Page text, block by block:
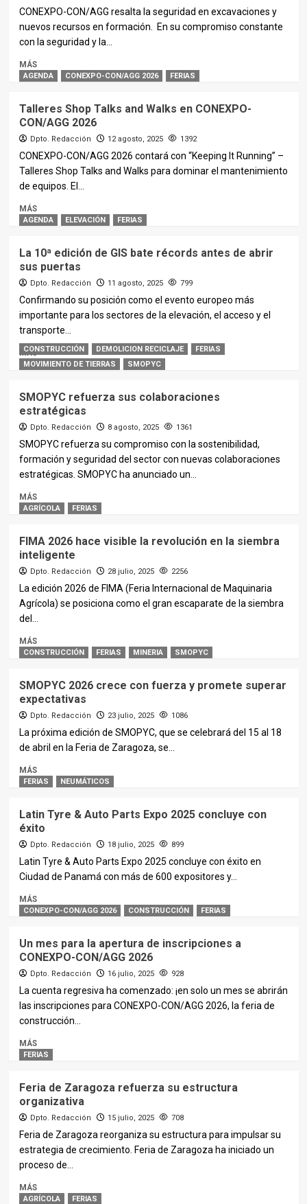
CONEXPO-CON/AGG resalta la seguridad en excavaciones y
nuevos recursos en formación. En su compromiso constante
con la seguridad y la...
MÁS
AGENDA CONEXPO-CON/AGG 2026 FERIAS
Talleres Shop Talks and Walks en CONEXPO-
CON/AGG 2026
Dpto. Redacción 12 agosto, 2025 1392
CONEXPO-CON/AGG 2026 contará con “Keeping It Running” –
Talleres Shop Talks and Walks para dominar el mantenimiento
de equipos. El...
MÁS
AGENDA ELEVACIÓN FERIAS
La 10ª edición de GIS bate récords antes de abrir
sus puertas
Dpto. Redacción 11 agosto, 2025 799
Confirmando su posición como el evento europeo más
importante para los sectores de la elevación, el acceso y el
transporte...
MÁS
CONSTRUCCIÓN DEMOLICION RECICLAJE
FERIAS
MOVIMIENTO DE TIERRAS
SMOPYC
SMOPYC refuerza sus colaboraciones
estratégicas
Dpto. Redacción 8 agosto, 2025 1361
SMOPYC refuerza su compromiso con la sostenibilidad,
formación y seguridad del sector con nuevas colaboraciones
estratégicas. SMOPYC ha anunciado un...
MÁS
AGRÍCOLA FERIAS
FIMA 2026 hace visible la revolución en la siembra
inteligente
Dpto. Redacción 28 julio, 2025 2256
La edición 2026 de FIMA (Feria Internacional de Maquinaria
Agrícola) se posiciona como el gran escaparate de la siembra
del...
MÁS
CONSTRUCCIÓN FERIAS MINERIA SMOPYC
SMOPYC 2026 crece con fuerza y promete superar
expectativas
Dpto. Redacción 23 julio, 2025 1086
La próxima edición de SMOPYC, que se celebrará del 15 al 18
de abril en la Feria de Zaragoza, se...
MÁS
FERIAS NEUMÁTICOS
Latin Tyre & Auto Parts Expo 2025 concluye con
éxito
Dpto. Redacción 18 julio, 2025 899
Latin Tyre & Auto Parts Expo 2025 concluye con éxito en
Ciudad de Panamá con más de 600 expositores y...
MÁS
CONEXPO-CON/AGG 2026 CONSTRUCCIÓN FERIAS
Un mes para la apertura de inscripciones a
CONEXPO-CON/AGG 2026
Dpto. Redacción 16 julio, 2025 928
La cuenta regresiva ha comenzado: ¡en solo un mes se abrirán
las inscripciones para CONEXPO-CON/AGG 2026, la feria de
construcción...
MÁS
FERIAS
Feria de Zaragoza refuerza su estructura
organizativa
Dpto. Redacción 15 julio, 2025 708
Feria de Zaragoza reorganiza su estructura para impulsar su
estrategia de crecimiento. Feria de Zaragoza ha iniciado un
proceso de...
MÁS
AGRÍCOLA FERIAS